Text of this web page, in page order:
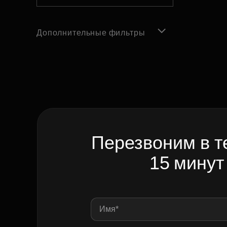
Дополнительные фильтры
Перезвоним в
15 минут